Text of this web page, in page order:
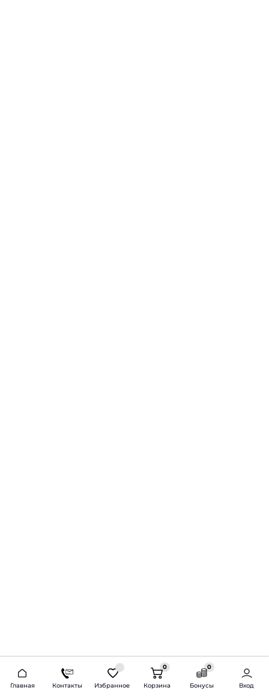
Главная Контакты Избранное
0
Корзина
0
Бонусы Вход
2026 © Продажа и установка автозвука.
Доставка по всей России и СНГ